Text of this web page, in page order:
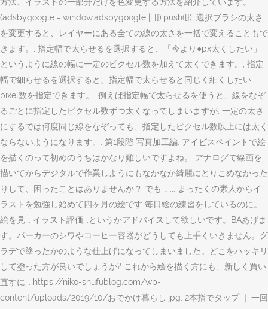
(adsbygoogle = window.adsbygoogle || []).push({}); 選択ブラシの太さ
を変更すると、レイヤーにある全ての線の太さを一括で変えることもで
きます。, 指定幅で太らせるを選択すると、「今より●px太くしたい」
というように線の幅に一定のピクセル数を加えて太くできます。, 指定
幅で細らせるを選択すると、指定幅で太らせると同じく細くしたい
pixel数を指定できます。, 例えば指定幅で太らせるを使うと、線をなぞ
るごとに指定したピクセル数ずつ太くなってしまいますが, 一定の太さ
にするでは何度同じ線をなぞっても、指定したピクセル数以上には太く
ならないようになります。. 第1段階 写真加工編. アイビスペイントで絵
を描くのって初めのうちはかなり難しいですよね。 アナログで線画を
描いてからデジタルで作業しようにもなかなか綺麗にとりこめなかった
りして、困ったことはありませんか？ でも … ... まったくの素人からイ
ラストを勉強し始めて四ヶ月の絵です 毎日絵の練習をしているのに。
絵を見... イラスト評価...というかアドバイスして欲しいです。BAあげま
す。パーカーのシワやコーヒー容器がどうしても上手くいきません。グ
ラデで塗ったかのような仕上げになってしまいました。どこをハッキリ
して塗った方が良いでしょうか? これから絵を描く方にも、新しく買い
直すに... https://niko-shufublog.com/wp-
content/uploads/2019/10/おでかけ暮らし.jpg. 2本指でタップ ❘ 一回